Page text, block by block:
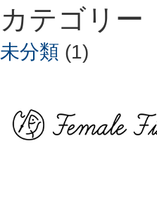
カテゴリー
未分類 (1)